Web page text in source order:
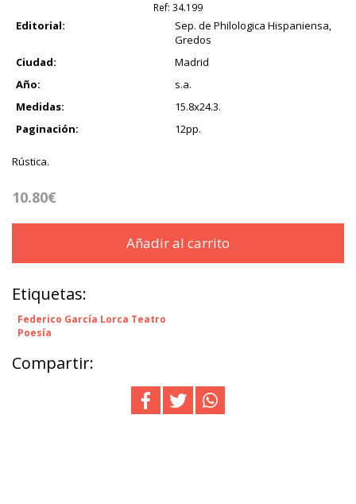
Ref: 34.199
Editorial:
Sep. de Philologica Hispaniensa,
Gredos
Ciudad:
Madrid
Año:
s.a.
Medidas:
15.8x24.3.
Paginación:
12pp.
Rústica.
10.80€
Añadir al carrito
Etiquetas:
Federico García Lorca Teatro
Poesía
Compartir: